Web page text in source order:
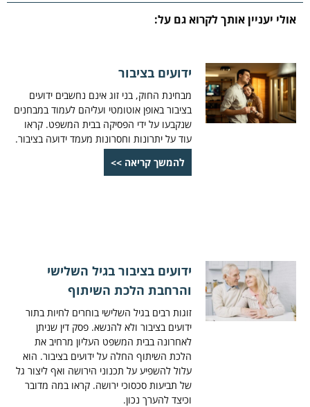
אולי יעניין אותך לקרוא גם על:
ידועים בציבור
מבחינת החוק, בני זוג אינם נחשבים ידועים
בציבור באופן אוטומטי ועליהם לעמוד במבחנים
שנקבעו על ידי הפסיקה בבית המשפט. קראו
עוד על יתרונות וחסרונות מעמד ידועה בציבור.
להמשך קריאה >>
ידועים בציבור בגיל השלישי
והרחבת הלכת השיתוף
זוגות רבים בגיל השלישי בוחרים לחיות בתור
ידועים בציבור ולא להנשא. פסק דין שניתן
לאחרונה בבית המשפט העליון מרחיב את
הלכת השיתוף החלה על ידועים בציבור. הוא
עלול להשפיע על תכנוני הירושה ואף ליצור גל
של תביעות סכסוכי ירושה. קראו במה מדובר
וכיצד להערך נכון.